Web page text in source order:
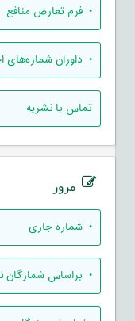
• فرم تعارض منافع
• داوران شماره‌های
تماس با نشریه
مرور
• شماره جاری
• براساس شمارگان